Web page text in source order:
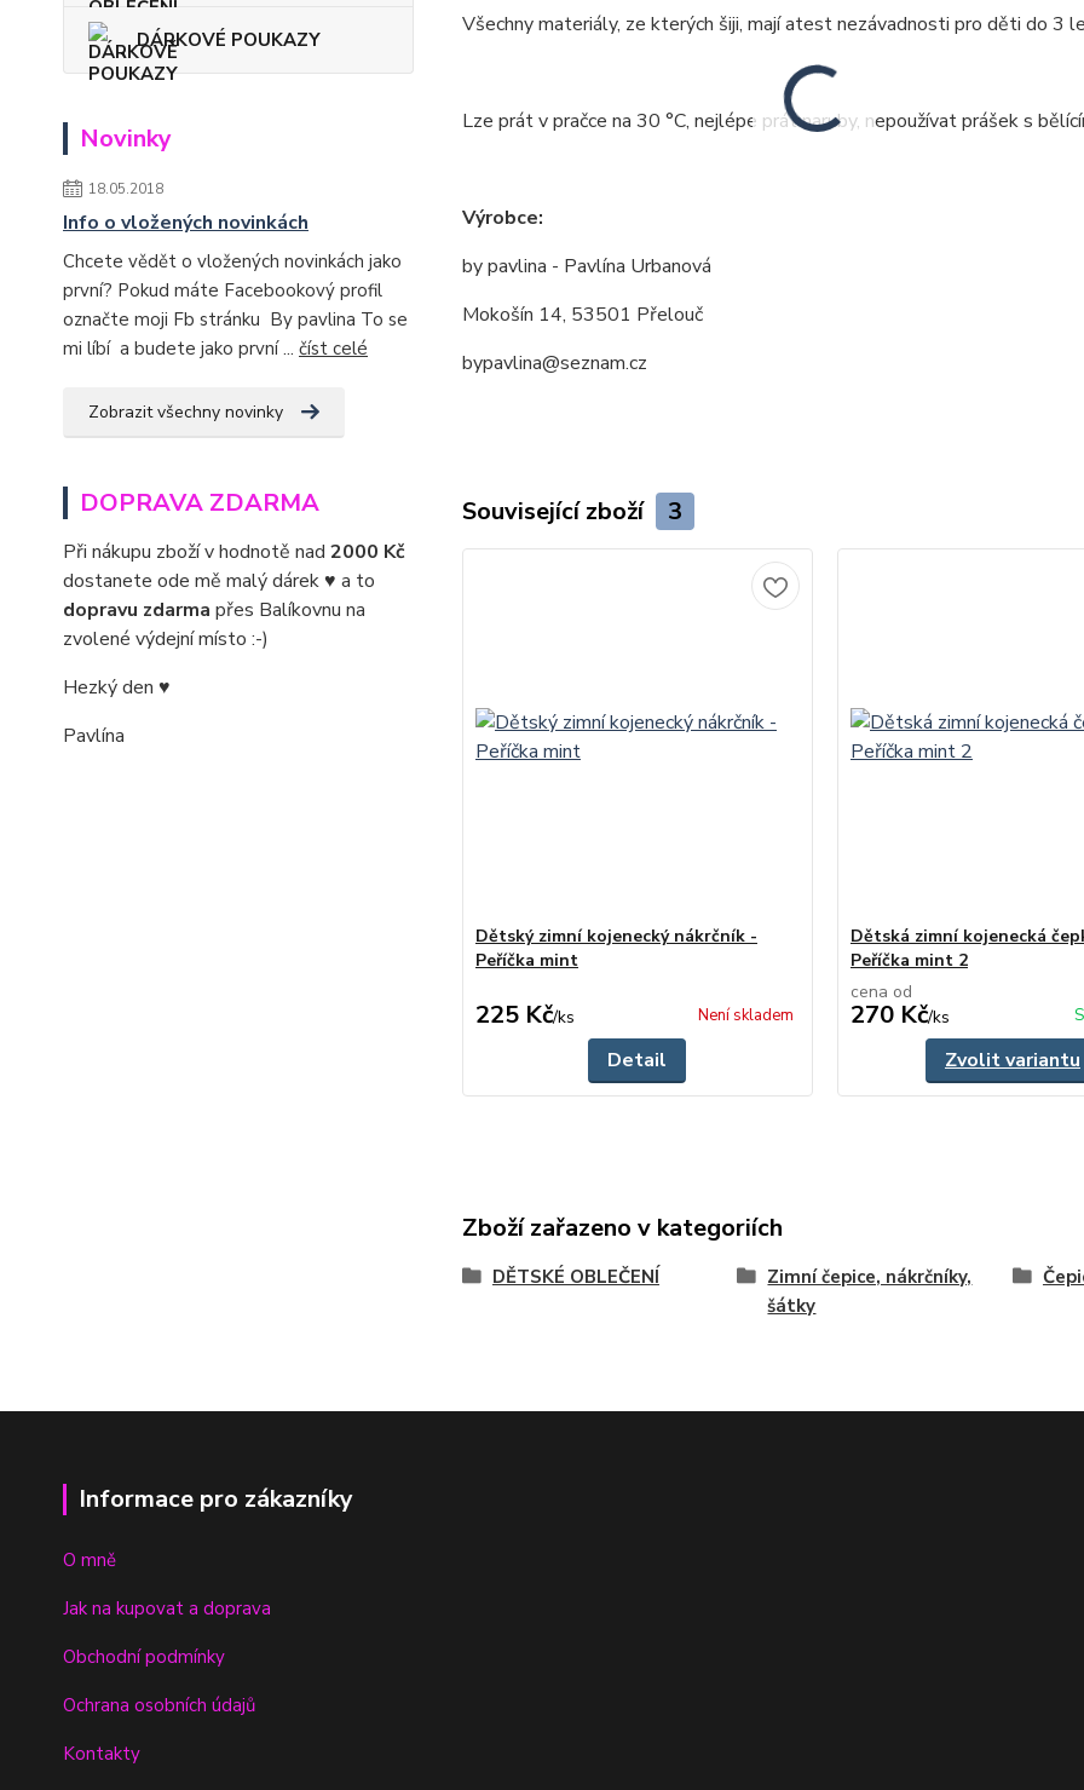
DÁRKOVÉ POUKAZY
Novinky
18.05.2018
Info o vložených novinkách
Chcete vědět o vložených novinkách jako
první? Pokud máte Facebookový profil
označte moji Fb stránku By pavlina To se
mi líbí a budete jako první ... číst celé
Zobrazit všechny novinky
DOPRAVA ZDARMA
Při nákupu zboží v hodnotě nad 2000 Kč
dostanete ode mě malý dárek ♥ a to
dopravu zdarma přes Balíkovnu na
zvolené výdejní místo :-)
Hezký den ♥
Pavlína
Všechny materiály, ze kterých šiji, mají atest nezávadnosti pro děti do 3
Lze prát v pračce na 30 °C, nejlépe prát naruby, nepoužívat prášek s
Výrobce:
by pavlina - Pavlína Urbanová
Mokošín 14, 53501 Přelouč
bypavlina@seznam.cz
Související zboží 3
Dětský zimní kojenecký nákrčník -
Peříčka mint
225 Kč/ks Není skladem
Detail
Dětská zimní kojenecká
Peříčka mint 2
cena od
270 Kč/ks
Zvolit variantu
Zboží zařazeno v kategoriích
DĚTSKÉ OBLEČENÍ
Zimní čepice, nákrčníky,
šátky
Informace pro zákazníky
O mně
Jak na kupovat a doprava
Obchodní podmínky
Ochrana osobních údajů
Kontakty